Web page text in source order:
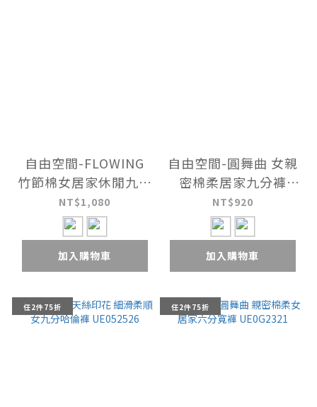
自由空間-FLOWING
竹節棉女居家休閒九分
褲 UE0K0625
NT$1,080
加入購物車
自由空間-圓舞曲 女親
密棉柔居家九分褲
UE057921
NT$920
加入購物車
任2件75折 任2件75折